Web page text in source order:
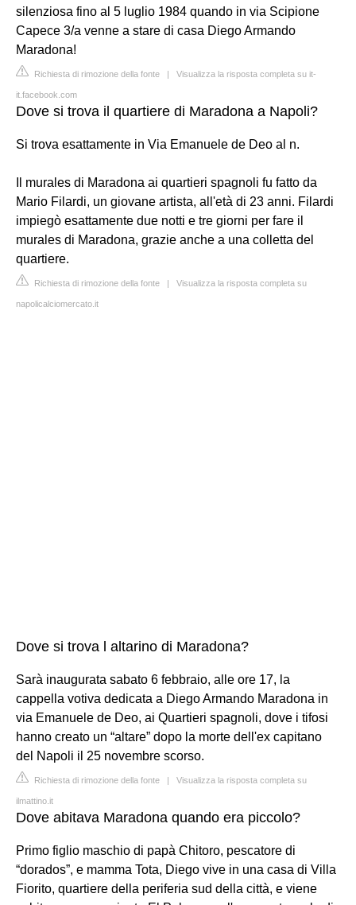
silenziosa fino al 5 luglio 1984 quando in via Scipione
Capece 3/a venne a stare di casa Diego Armando
Maradona!
Richiesta di rimozione della fonte | Visualizza la risposta completa su it-
it.facebook.com
Dove si trova il quartiere di Maradona a Napoli?
Si trova esattamente in Via Emanuele de Deo al n.
Il murales di Maradona ai quartieri spagnoli fu fatto da
Mario Filardi, un giovane artista, all'età di 23 anni. Filardi
impiegò esattamente due notti e tre giorni per fare il
murales di Maradona, grazie anche a una colletta del
quartiere.
Richiesta di rimozione della fonte | Visualizza la risposta completa su
napolicalciomercato.it
Dove si trova l altarino di Maradona?
Sarà inaugurata sabato 6 febbraio, alle ore 17, la
cappella votiva dedicata a Diego Armando Maradona in
via Emanuele de Deo, ai Quartieri spagnoli, dove i tifosi
hanno creato un “altare” dopo la morte dell'ex capitano
del Napoli il 25 novembre scorso.
Richiesta di rimozione della fonte | Visualizza la risposta completa su
ilmattino.it
Dove abitava Maradona quando era piccolo?
Primo figlio maschio di papà Chitoro, pescatore di
“dorados”, e mamma Tota, Diego vive in una casa di Villa
Fiorito, quartiere della periferia sud della città, e viene